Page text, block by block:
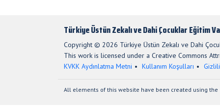
Türkiye Üstün Zekalı ve Dahi Çocuklar Eğitim
Copyright © 2026 Türkiye Üstün Zekalı ve Dahi
This work is licensed under a Creative Commons
KVKK Aydınlatma Metni
Kullanım Koşulları
All elements of this website have been created using the